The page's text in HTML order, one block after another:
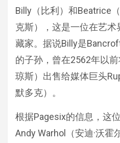
Billy（比利）和Beatrice
克斯），这是一位在艺
藏家。据说Billy是
的子孙，曾在2562年以
琼斯）出售给媒体巨头
默多克）。
根据Pagesix的信息，这
Andy Warhol（安迪·沃霍